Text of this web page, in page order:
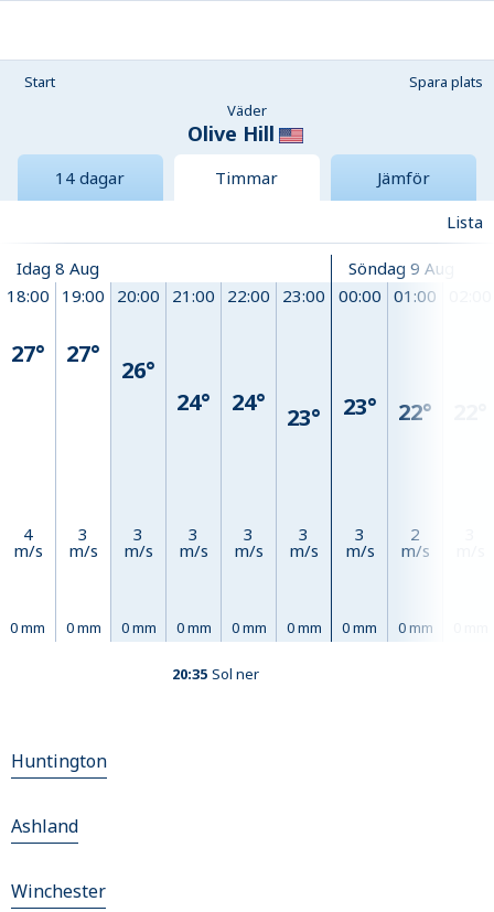
Start
Spara plats
Väder
Olive Hill
14 dagar Timmar
Jämför
Lista
Idag 8 Aug
18:00
27°
4
m/s
0 mm
19:00
27°
3
m/s
0 mm
20:00
26°
3
m/s
0 mm
21:00
24°
3
m/s
0 mm
22:00
24°
3
m/s
0 mm
23:00
23°
3
m/s
0 mm
Söndag 9 Aug
00:00
23°
3
m/s
0 mm
01:00
22°
2
m/s
0 mm
20:35 Sol ner
Huntington
Ashland
Winchester